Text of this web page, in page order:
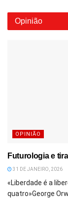
Opinião
OPINIÃO
Futurologia e
31 DE JANEIRO, 2026
«Liberdade é a
quatro»George